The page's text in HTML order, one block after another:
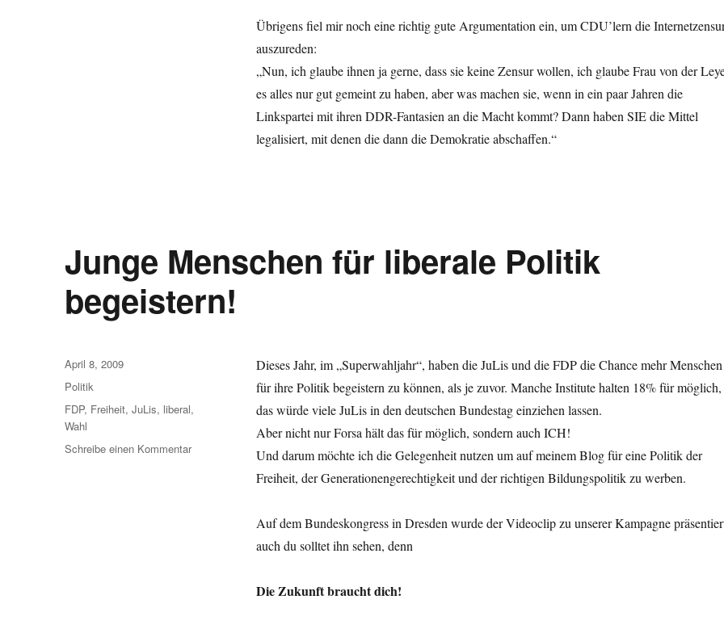
Übrigens fiel mir noch eine richtig gute Argumentation ein, um CDU’lern die
auszureden:
„Nun, ich glaube ihnen ja gerne, dass sie keine Zensur wollen, ich glaube Frau von der
es alles nur gut gemeint zu haben, aber was machen sie, wenn in ein paar Jahren die
Linkspartei mit ihren DDR-Fantasien an die Macht kommt? Dann haben SIE die Mittel
legalisiert, mit denen die dann die Demokratie abschaffen.“
Junge Menschen für liberale Politik
begeistern!
Dieses Jahr, im „Superwahljahr“, haben die JuLis und die FDP die Chance mehr Menschen
für ihre Politik begeistern zu können, als je zuvor. Manche Institute halten 18% für möglich,
das würde viele JuLis in den deutschen Bundestag einziehen lassen.
Aber nicht nur Forsa hält das für möglich, sondern auch ICH!
Und darum möchte ich die Gelegenheit nutzen um auf meinem Blog für eine Politik der
Freiheit, der Generationengerechtigkeit und der richtigen Bildungspolitik zu werben.
Auf dem Bundeskongress in Dresden wurde der Videoclip zu unserer Kampagne
auch du solltet ihn sehen, denn
Die Zukunft braucht dich!
Veröffentlicht
am
April 8, 2009
Kategorien
Politik
Schlagwörter
FDP, Freiheit,JuLis, liberal,
Wahl
Schreibe einen Kommentarzu